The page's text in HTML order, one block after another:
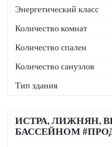
Энергетический класс
Количество комнат
Количество спален
Количество санузлов
Тип здания
ИСТРА, ЛИЖНЯН,
БАССЕЙНОМ